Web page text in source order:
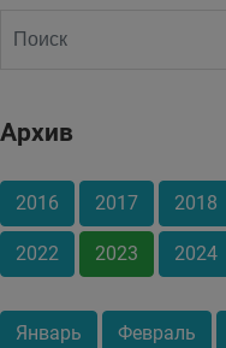
Архив
2016 2017 2018
2022 2023 2024
Январь Февраль